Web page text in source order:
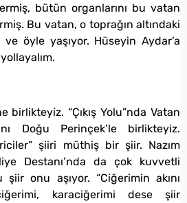
bütün organlarını bu vatan
Bu vatan, o toprağın altındaki
öyle yaşıyor. Hüseyin Aydar’a
birlikteyiz. “Çıkış Yolu”nda Vatan
Doğu Perinçek’le birlikteyiz.
şiiri müthiş bir şiir. Nazım
Destanı’nda da çok kuvvetli
onu aşıyor. “Ciğerimin akını
karaciğerimi dese şiir